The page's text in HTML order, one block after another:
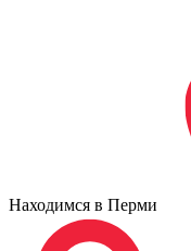
Находимся в Перми